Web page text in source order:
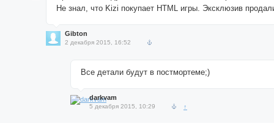
Не знал, что Kizi покупает HTML игры. Эксклюзив
Gibton
2 декабря 2015, 16:52
Все детали будут в постмортеме;)
darkvam
5 декабря 2015, 10:29 ↑